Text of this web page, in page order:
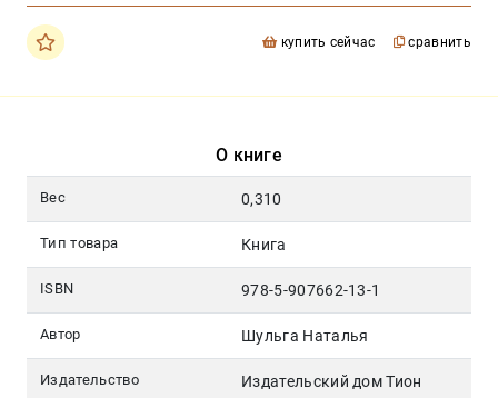
купить сейчас сравнить
О книге
Вес 0,310
Тип товара Книга
ISBN 978-5-907662-13-1
Автор Шульга Наталья
Издательство Издательский дом Тион